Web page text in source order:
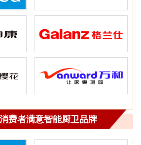
费者满意智能厨卫品牌